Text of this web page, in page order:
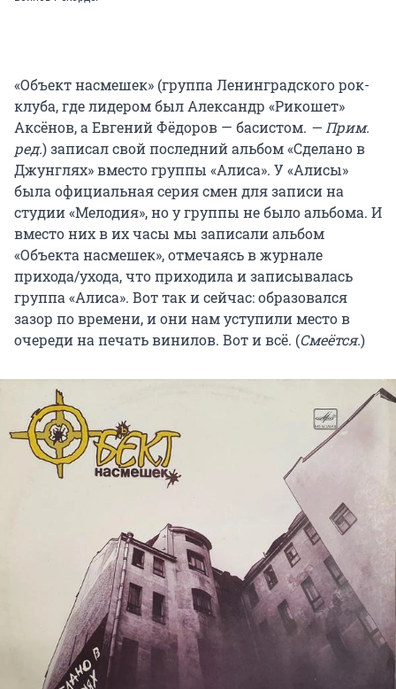
«Объект насмешек» (группа Ленинградского рок-
клуба, где лидером был Александр «Рикошет»
Аксёнов, а Евгений Фёдоров — басистом. — Прим.
ред.) записал свой последний альбом «Сделано в
Джунглях» вместо группы «Алиса». У «Алисы»
была официальная серия смен для записи на
студии «Мелодия», но у группы не было альбома. И
вместо них в их часы мы записали альбом
«Объекта насмешек», отмечаясь в журнале
прихода/ухода, что приходила и записывалась
группа «Алиса». Вот так и сейчас: образовался
зазор по времени, и они нам уступили место в
очереди на печать винилов. Вот и всё. (Смеётся.)